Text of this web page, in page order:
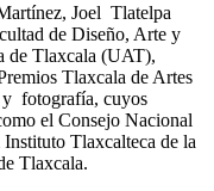
Joel Tlatelpa
de Diseño, Arte y
de Tlaxcala (UAT),
Tlaxcala de Artes
y fotografía, cuyos
el Consejo Nacional
Tlaxcalteca de la
Tlaxcala.